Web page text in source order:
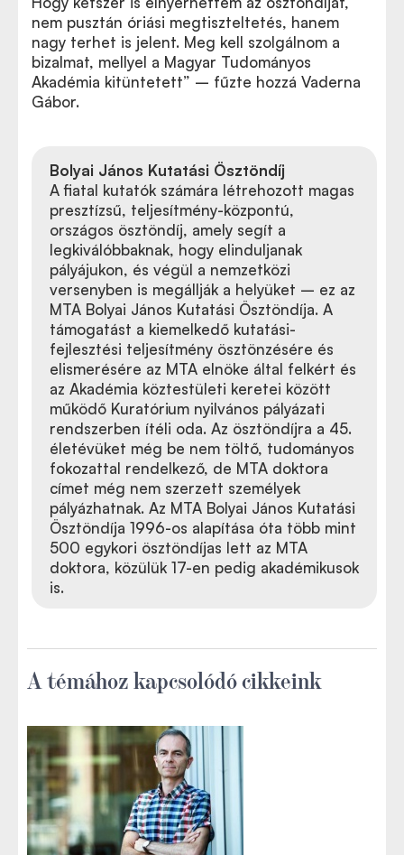
nem pusztán óriási megtiszteltetés, hanem
nagy terhet is jelent. Meg kell szolgálnom a
bizalmat, mellyel a Magyar Tudományos
Akadémia kitüntetett” – fűzte hozzá Vaderna
Gábor.
Bolyai János Kutatási Ösztöndíj
A fiatal kutatók számára létrehozott magas
presztízsű, teljesítmény-központú,
országos ösztöndíj, amely segít a
legkiválóbbaknak, hogy elinduljanak
pályájukon, és végül a nemzetközi
versenyben is megállják a helyüket – ez az
MTA Bolyai János Kutatási Ösztöndíja. A
támogatást a kiemelkedő kutatási-
fejlesztési teljesítmény ösztönzésére és
elismerésére az MTA elnöke által felkért és
az Akadémia köztestületi keretei között
működő Kuratórium nyilvános pályázati
rendszerben ítéli oda. Az ösztöndíjra a 45.
életévüket még be nem töltő, tudományos
fokozattal rendelkező, de MTA doktora
címet még nem szerzett személyek
pályázhatnak. Az MTA Bolyai János Kutatási
Ösztöndíja 1996-os alapítása óta több mint
500 egykori ösztöndíjas lett az MTA
doktora, közülük 17-en pedig akadémikusok
is.
A témához kapcsolódó cikkeink